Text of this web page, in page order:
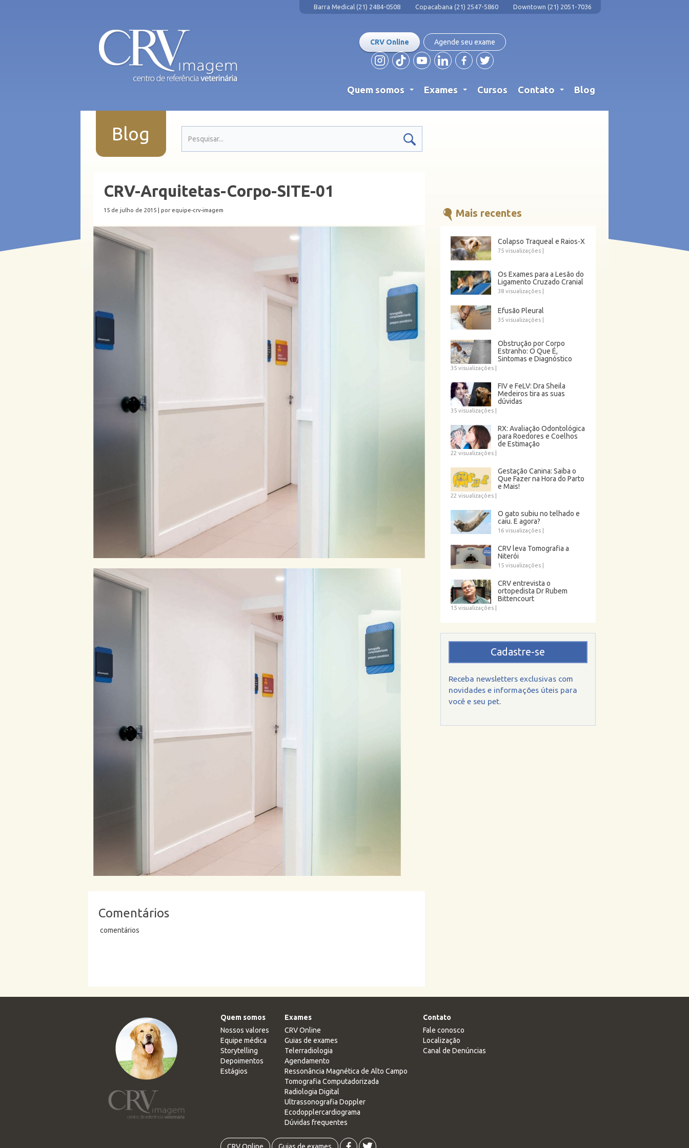
Barra Medical (21) 2484-0508 Copacabana (21) 2547-5860 Downtown (21) 2051-7036
CRV Online Agende seu exame
Quem somos Exames Cursos Contato Blog
Blog
CRV-Arquitetas-Corpo-SITE-01
15 de julho de 2015 | por equipe-crv-imagem
Comentários
comentários
Mais recentes
Colapso Traqueal e Raios-X
75 visualizações|
Os Exames para a Lesão do
Ligamento Cruzado Cranial
38 visualizações|
Efusão Pleural
35 visualizações|
Obstrução por Corpo
Estranho: O Que É,
Sintomas e Diagnóstico
35 visualizações|
FIV e FeLV: Dra Sheila
Medeiros tira as suas
dúvidas
35 visualizações|
RX: Avaliação Odontológica
para Roedores e Coelhos
de Estimação
22 visualizações|
Gestação Canina: Saiba o
Que Fazer na Hora do Parto
e Mais!
22 visualizações|
O gato subiu no telhado e
caiu. E agora?
16 visualizações|
CRV leva Tomografia a
Niterói
15 visualizações|
CRV entrevista o
ortopedista Dr Rubem
Bittencourt
15 visualizações|
Cadastre-se
Receba newsletters exclusivas com
novidades e informações úteis para
você e seu pet.
Quem somos
Nossos valores
Equipe médica
Storytelling
Depoimentos
Estágios
Exames
CRV Online
Guias de exames
Telerradiologia
Agendamento
Ressonância Magnética de Alto Campo
Tomografia Computadorizada
Radiologia Digital
Ultrassonografia Doppler
Ecodopplercardiograma
Dúvidas frequentes
Contato
Fale conosco
Localização
Canal de Denúncias
CRV Online Guias de exames